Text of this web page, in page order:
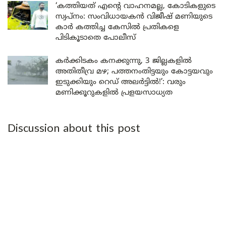
‘കത്തിയത് എന്റെ വാഹനമല്ല, കോടികളുടെ
സ്വപ്നം: സംവിധായകൻ വിജീഷ് മണിയുടെ
കാർ കത്തിച്ച കേസിൽ പ്രതികളെ
പിടികൂടാതെ പോലീസ്
കർക്കിടകം കനക്കുന്നു, 3 ജില്ലകളിൽ
അതിതീവ്ര മഴ; പത്തനംതിട്ടയും കോട്ടയവും
ഇടുക്കിയും റെഡ് അലർട്ടിൽ!’: വരും
മണിക്കൂറുകളിൽ പ്രളയസാധ്യത
Discussion about this post